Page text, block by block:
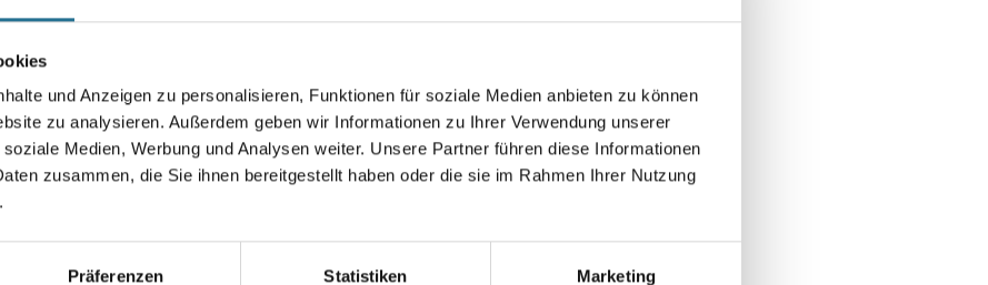
und Anzeigen zu personalisieren, Funktionen für soziale Medien anbieten zu können
zu analysieren. Außerdem geben wir Informationen zu Ihrer Verwendung unserer
Medien, Werbung und Analysen weiter. Unsere Partner führen diese Informationen
zusammen, die Sie ihnen bereitgestellt haben oder die sie im Rahmen Ihrer Nutzung
Präferenzen Statistiken Marketing